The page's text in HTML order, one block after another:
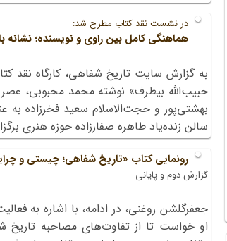
در نشست نقد کتاب مطرح شد:
هماهنگی کامل بین راوی و نویسنده؛ نشانه
به گزارش سایت تاریخ شفاهی، کارگاه نقد
بهشتی‌پور و حجت‌الاسلام سعید فخرزاده به
سالن زنده‌یاد طاهره صفارزاده حوزه هنری
رونمایی کتاب «تاریخ شفاهی؛ چیستی و
گزارش دوم و پایانی
جعفرگلشن روغنی، در ادامه، با اشاره به
او خواست تا از تفاوت‌های مصاحبه تاریخ